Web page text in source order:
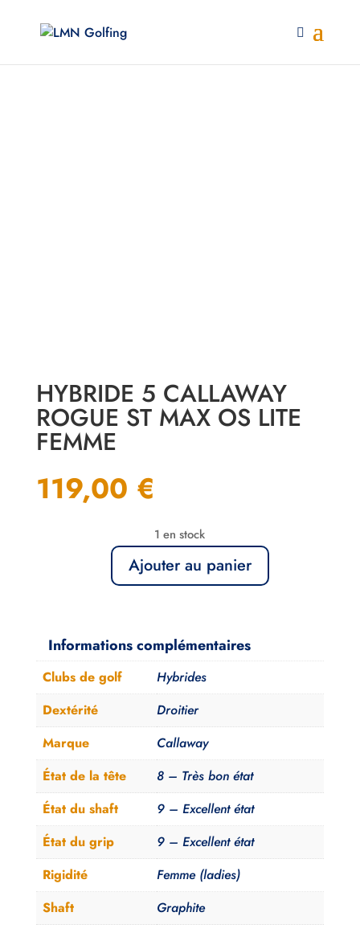
HYBRIDE 5 CALLAWAY
ROGUE ST MAX OS LITE
FEMME
119,00 €
1 en stock
quantité
5
Callaway
Rogue
ST
Max
Lite
Femme
Ajouter au panier
Informations complémentaires
Clubs de golf
Hybrides
Dextérité
Droitier
Marque
Callaway
État de la tête
8 – Très bon état
État du shaft
9 – Excellent état
État du grip
9 – Excellent état
Rigidité
Femme (ladies)
Shaft
Graphite